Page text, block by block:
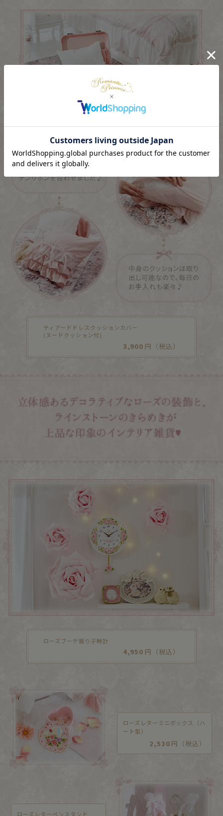
ティアードドレスクッションカバー
(ヌードクッション付)
3,900 円（税込）
ローズブーケ振り子時計
4,950 円（税込）
ローズレターミニボックス（ハ
ート型）
2,530 円（税込）
ローズレターペンスタンド